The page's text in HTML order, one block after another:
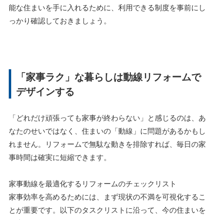
能な住まいを手に入れるために、利用できる制度を事前にし
っかり確認しておきましょう。
「家事ラク」な暮らしは動線リフォームで
デザインする
「どれだけ頑張っても家事が終わらない」と感じるのは、あ
なたのせいではなく、住まいの「動線」に問題があるかもし
れません。リフォームで無駄な動きを排除すれば、毎日の家
事時間は確実に短縮できます。
家事動線を最適化するリフォームのチェックリスト
家事効率を高めるためには、まず現状の不満を可視化するこ
とが重要です。以下のタスクリストに沿って、今の住まいを